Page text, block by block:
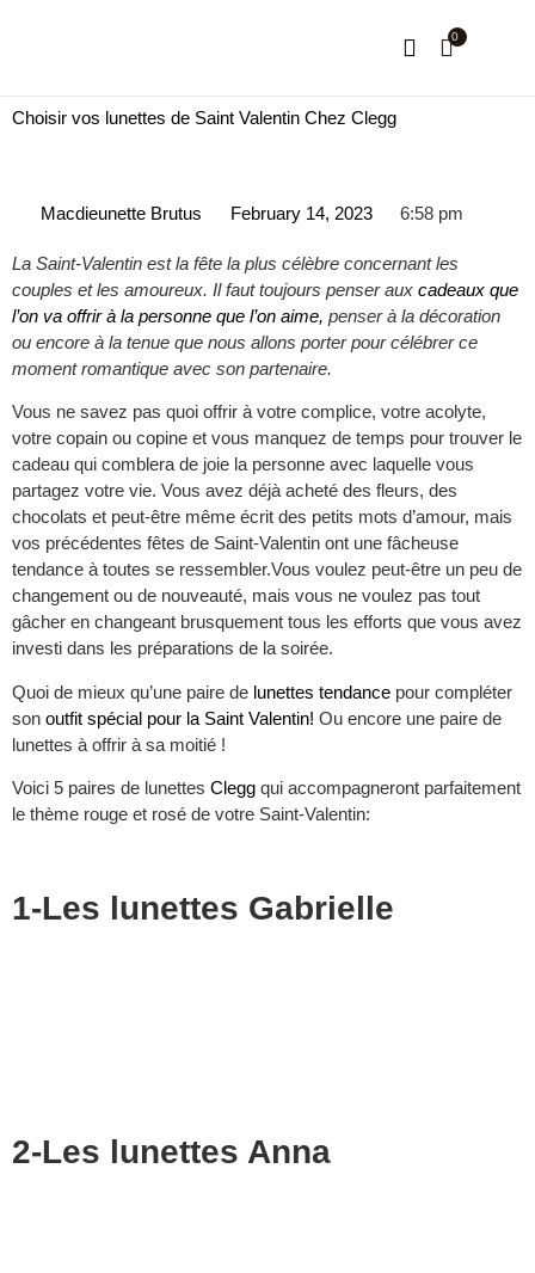
0
Choisir vos lunettes de Saint Valentin Chez Clegg
Macdieunette Brutus February 14, 2023 6:58 pm
La Saint-Valentin est la fête la plus célèbre concernant les
couples et les amoureux. Il faut toujours penser aux cadeaux que
l’on va offrir à la personne que l’on aime, penser à la décoration
ou encore à la tenue que nous allons porter pour célébrer ce
moment romantique avec son partenaire.
Vous ne savez pas quoi offrir à votre complice, votre acolyte,
votre copain ou copine et vous manquez de temps pour trouver le
cadeau qui comblera de joie la personne avec laquelle vous
partagez votre vie. Vous avez déjà acheté des fleurs, des
chocolats et peut-être même écrit des petits mots d’amour, mais
vos précédentes fêtes de Saint-Valentin ont une fâcheuse
tendance à toutes se ressembler.Vous voulez peut-être un peu de
changement ou de nouveauté, mais vous ne voulez pas tout
gâcher en changeant brusquement tous les efforts que vous avez
investi dans les préparations de la soirée.
Quoi de mieux qu’une paire de lunettes tendance pour compléter
son outfit spécial pour la Saint Valentin! Ou encore une paire de
lunettes à offrir à sa moitié !
Voici 5 paires de lunettes Clegg qui accompagneront parfaitement
le thème rouge et rosé de votre Saint-Valentin:
1-Les lunettes Gabrielle
2-Les lunettes Anna